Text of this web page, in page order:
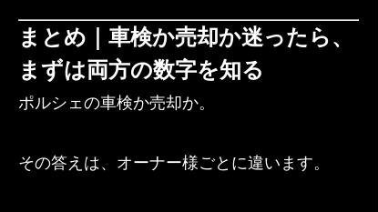
まとめ｜車検か売却か迷ったら、
まずは両方の数字を知る
ポルシェの車検か売却か。
その答えは、オーナー様ごとに違います。